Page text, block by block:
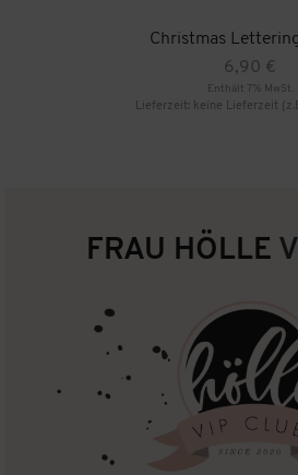
Christmas
6,90 €
Enthält 7% MwSt.
Lieferzeit: keine Lieferzeit
FRAU HÖLLE